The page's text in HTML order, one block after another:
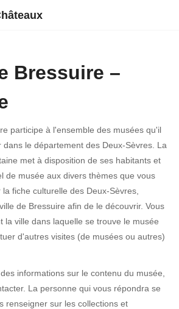
Bressuire –
participe à l'ensemble des musées qu'il
dans le département des Deux-Sèvres. La
met à disposition de ses habitants et
de musée aux divers thèmes que vous
fiche culturelle des Deux-Sèvres,
de Bressuire afin de le découvrir. Vous
la ville dans laquelle se trouve le musée
d'autres visites (de musées ou autres)
informations sur le contenu du musée,
La personne qui vous répondra se
renseigner sur les collections et